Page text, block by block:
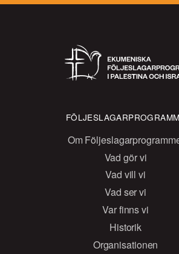
Om
Vad gör vi
Vad vill vi
Vad ser vi
Var finns vi
Historik
Organisationen